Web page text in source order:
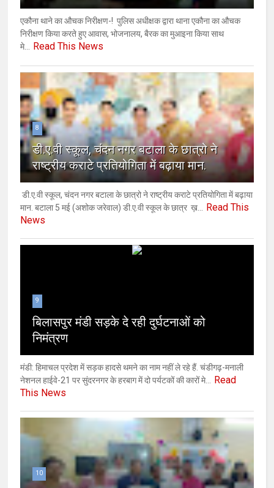
एकौना थाने का औचक निरीक्षण-! ​ ​पुलिस अधीक्षक द्वारा थाना एकौना का औचक
निरीक्षण किया करते हुए आवास, भोजनालय, बैरक का मुआइना किया साथ
मे...
Read This News
8
डी.ए.वी स्कूल, चंदन नगर बटाला के छात्रो ने
राष्ट्रीय कराटे प्रतियोगिता में बढ़ाया मान.
डी.ए.वी स्कूल, चंदन नगर बटाला के छात्रो ने राष्ट्रीय कराटे प्रतियोगिता में बढ़ाया
मान. बटाला 5 मई (अशोक ‌जरेवाल) डी.ए.वी स्कूल के छात्र ख़...
Read This
News
9
बिलासपुर मंडी सड़के दे रही दुर्घटनाओं को
निमंत्रण
मंडी: हिमाचल प्रदेश में सड़क हादसे थमने का नाम नहीं ले रहे हैं. चंडीगढ़-मनाली
नेशनल हाईवे-21 पर सुंदरनगर के हरबाग में दो पर्यटकों की कारों मे...
Read
This News
10